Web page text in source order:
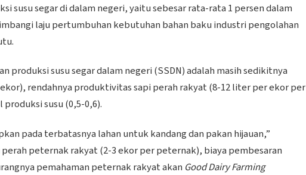
susu segar di dalam negeri, yaitu sebesar rata-rata 1 persen dalam
laju pertumbuhan kebutuhan bahan baku industri pengolahan
produksi susu segar dalam negeri (SSDN) adalah masih sedikitnya
rendahnya produktivitas sapi perah rakyat (8-12 liter per ekor per
susu (0,5-0,6).
pada terbatasnya lahan untuk kandang dan pakan hijauan,”
peternak rakyat (2-3 ekor per peternak), biaya pembesaran
pemahaman peternak rakyat akan Good Dairy Farming